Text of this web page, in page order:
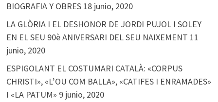
BIOGRAFIA Y OBRES 18 junio, 2020
LA GLÒRIA I EL DESHONOR DE JORDI PUJOL I SOLEY
EN EL SEU 90è ANIVERSARI DEL SEU NAIXEMENT 11
junio, 2020
ESPIGOLANT EL COSTUMARI CATALÀ: «CORPUS
CHRISTI», «L’OU COM BALLA», «CATIFES I ENRAMADES»
I «LA PATUM» 9 junio, 2020